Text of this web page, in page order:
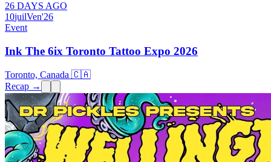
26 DAYS AGO
10juilVen'26
Event
Ink The 6ix Toronto Tattoo Expo 2026
Toronto, Canada 🇨🇦
Recap →